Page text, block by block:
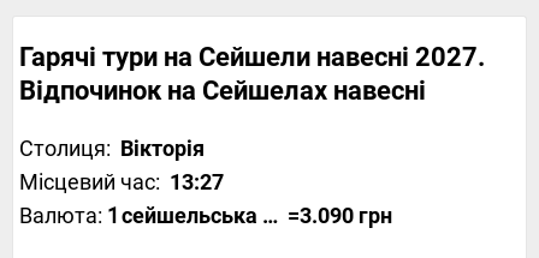
Гарячі тури на Сейшели навесні 2027.
Відпочинок на Сейшелах навесні
Столиця: Вікторія
Місцевий час: 13:27
Валюта: 1 сейшельська рупія =3.090 грн